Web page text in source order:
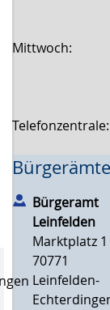
Mittwoch:
Bürgeramt
Leinfelden
Marktplatz 1
70771
Leinfelden-